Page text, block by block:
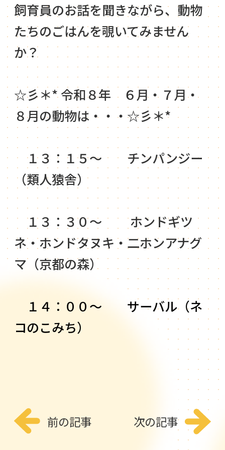
飼育員のお話を聞きながら、動物
たちのごはんを覗いてみません
か？
☆彡＊* 令和８年 ６月・７月・
８月の動物は・・・☆彡＊*
１３：１５～ チンパンジー
（類人猿舎）
１３：３０～ ホンドギツ
ネ・ホンドタヌキ・二ホンアナグ
マ（京都の森）
１４：００～ サーバル（ネ
コのこみち）
前の記事 次の記事